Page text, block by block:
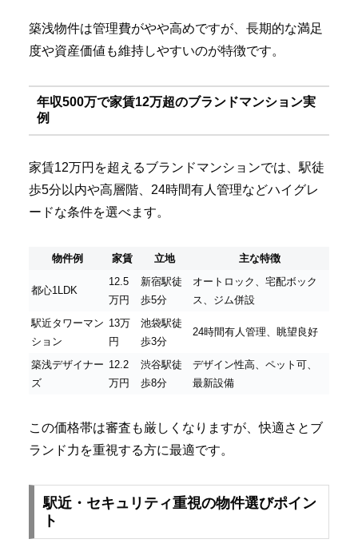
築浅物件は管理費がやや高めですが、長期的な満足
度や資産価値も維持しやすいのが特徴です。
年収500万で家賃12万超のブランドマンション実
例
家賃12万円を超えるブランドマンションでは、駅徒
歩5分以内や高層階、24時間有人管理などハイグレ
ードな条件を選べます。
物件例 家賃 立地 主な特徴
都心1LDK
12.5
万円
新宿駅徒
歩5分
オートロック、宅配ボック
ス、ジム併設
駅近タワーマン
ション
13万
円
池袋駅徒
歩3分
24時間有人管理、眺望良好
築浅デザイナー
ズ
12.2
万円
渋谷駅徒
歩8分
デザイン性高、ペット可、
最新設備
この価格帯は審査も厳しくなりますが、快適さとブ
ランド力を重視する方に最適です。
駅近・セキュリティ重視の物件選びポイン
ト